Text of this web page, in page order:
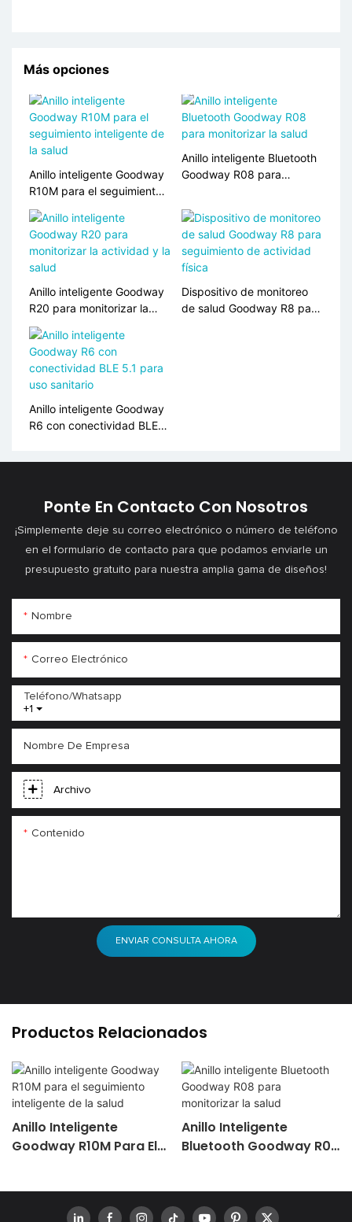
Más opciones
Anillo inteligente Goodway
R10M para el seguimiento
inteligente de la salud
Anillo inteligente Bluetooth
Goodway R08 para
Anillo inteligente Goodway
R20 para monitorizar la
actividad y la salud
Dispositivo de monitoreo
de salud Goodway R8 para
Anillo inteligente Goodway
R6 con conectividad BLE
Ponte En Contacto Con Nosotros
¡Simplemente deje su correo electrónico o número de teléfono
en el formulario de contacto para que podamos enviarle un
presupuesto gratuito para nuestra amplia gama de diseños!
Nombre
Correo Electrónico
+1
Teléfono/whatsapp
Nombre De Empresa
Archivo
Contenido
ENVIAR CONSULTA AHORA
Productos Relacionados
Anillo Inteligente
Goodway R10M Para El
Anillo Inteligente
Bluetooth Goodway R08